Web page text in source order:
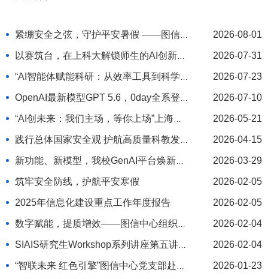
紧绷安全之弦，守护平安暑假 ——图信
中心完成暑假前安全生产大检查
2026-08-01
以赛筑台，在上科大解锁师生的AI创新故
事
2026-07-31
“AI智能体赋能科研：从效率工具到科学
发现新范式”专题分享会成功举办
2026-07-23
OpenAI最新模型GPT 5.6，0day全系登
录上科大
2026-07-10
“AI创未来：我们主场，等你上场”上海科
技大学第二届AI智能创新应用大赛报名开
启!
2026-05-21
践行总体国家安全观 护航高质量科教发
展
2026-04-15
新功能、新模型，我校GenAI平台焕新升
级
2026-03-29
筑牢安全防线，护航平安寒假 2026-02-05
2025年信息化建设重点工作年度报告 2026-02-05
数字赋能，提质增效——图信中心组织开
展行政办公数字化专题培训
2026-02-04
SIAIS研究生Workshop系列讲座第五讲：
单细胞测序数据基础分析及生物信息学实
2026-02-04
“智联未来 红色引擎”图信中心党支部赴联 2026-01-23